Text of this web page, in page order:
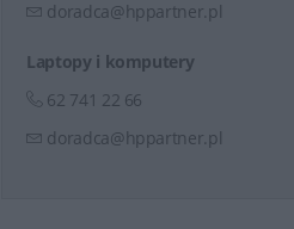
doradca@hppartner.pl
Laptopy i komputery
62 741 22 66
doradca@hppartner.pl